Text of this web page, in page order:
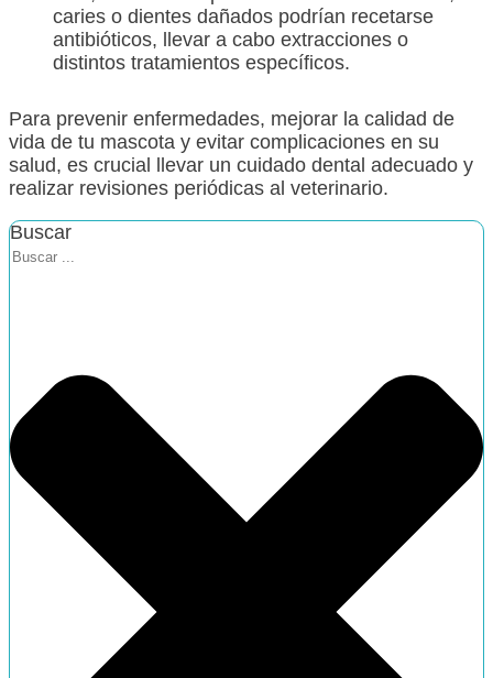
caries o dientes dañados podrían recetarse
antibióticos, llevar a cabo extracciones o
distintos tratamientos específicos.
Para prevenir enfermedades, mejorar la calidad de
vida de tu mascota y evitar complicaciones en su
salud, es crucial llevar un cuidado dental adecuado y
realizar revisiones periódicas al veterinario.
Buscar